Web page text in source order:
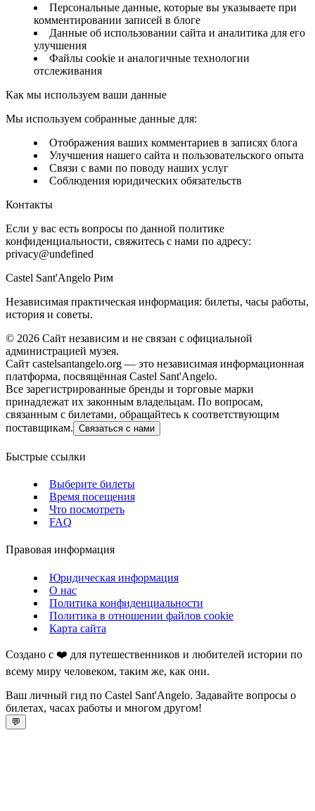
Персональные данные, которые вы указываете при
комментировании записей в блоге
Данные об использовании сайта и аналитика для его
улучшения
Файлы cookie и аналогичные технологии
отслеживания
Как мы используем ваши данные
Мы используем собранные данные для:
Отображения ваших комментариев в записях блога
Улучшения нашего сайта и пользовательского опыта
Связи с вами по поводу наших услуг
Соблюдения юридических обязательств
Контакты
Если у вас есть вопросы по данной политике
конфиденциальности, свяжитесь с нами по адресу:
privacy@undefined
Castel Sant'Angelo Рим
Независимая практическая информация: билеты, часы работы,
история и советы.
© 2026 Сайт независим и не связан с официальной
администрацией музея.
Сайт castelsantangelo.org — это независимая информационная
платформа, посвящённая Castel Sant'Angelo.
Все зарегистрированные бренды и торговые марки
принадлежат их законным владельцам. По вопросам,
связанным с билетами, обращайтесь к соответствующим
поставщикам. Связаться с нами
Быстрые ссылки
Выберите билеты
Время посещения
Что посмотреть
FAQ
Правовая информация
Юридическая информация
О нас
Политика конфиденциальности
Политика в отношении файлов cookie
Карта сайта
Создано с ❤️ для путешественников и любителей истории по
всему миру человеком, таким же, как они.
Ваш личный гид по Castel Sant'Angelo. Задавайте вопросы о
билетах, часах работы и многом другом!
💬